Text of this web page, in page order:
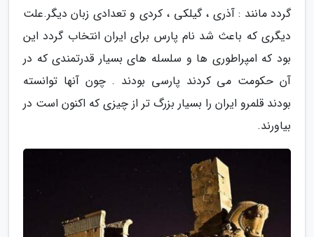
گردد مانند : آذری ، گیلکی ، کردی و تعدادی زبان دیگر.علت
دیگری که باعث شد نام پارس برای ایران انتخاب گردد این
بود که امپراطوری ها و سلسله های بسیار قدرتمندی که در
آن حکومت می کردند پارسی بودند . چون آنها توانسته
بودند قلمرو ایران را بسیار بزرگ تر از چیزی که اکنون است در
بیاورند.